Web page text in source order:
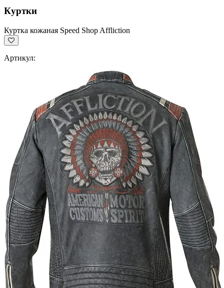
Куртки
Куртка кожаная Speed Shop Affliction
Артикул: